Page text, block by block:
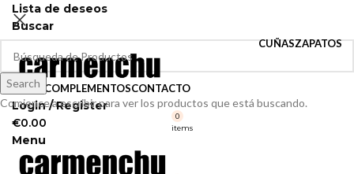
Lista de deseos
Buscar
CUÑASZAPATOS
VELOS COMPLEMENTOSCONTACTO
Login / Register
0
items
€0.00
Menu
Search
Comience a escribir para ver los productos que está buscando.